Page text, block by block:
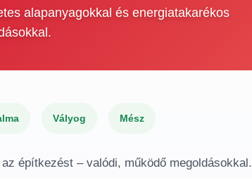
alapanyagokkal és energiatakarékos
Vályog Mész
építkezést – valódi, működő megoldásokkal.